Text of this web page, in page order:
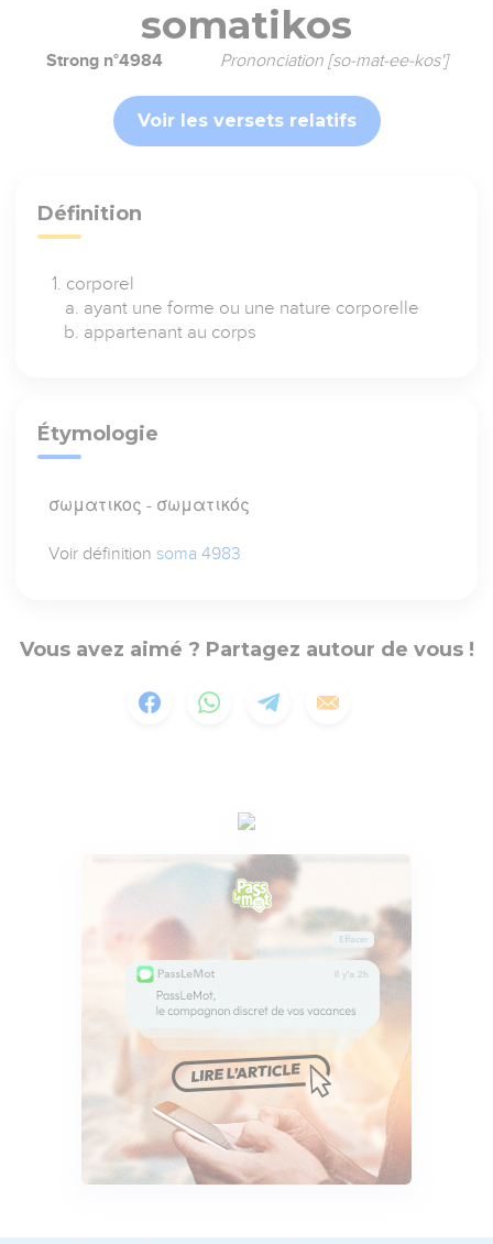
somatikos
Strong n°4984 Prononciation [so-mat-ee-kos']
Voir les versets relatifs
Définition
corporel
ayant une forme ou une nature corporelle
appartenant au corps
Étymologie
σωματικος - σωματικός
Voir définition soma 4983
Vous avez aimé ? Partagez autour de vous !